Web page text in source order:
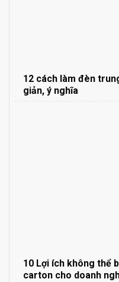
12 cách làm đèn
giản, ý nghĩa
10 Lợi ích không thể
carton cho doanh